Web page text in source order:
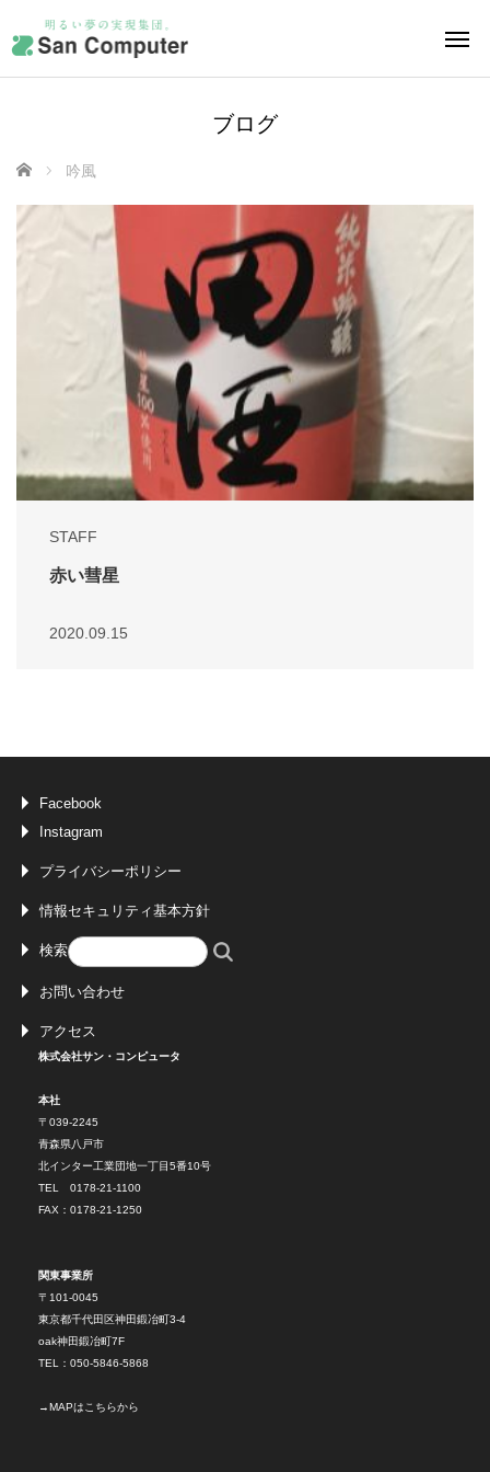
ブログ
ホーム 吟風
STAFF
赤い彗星
2020.09.15
Facebook
Instagram
プライバシーポリシー
情報セキュリティ基本方針
検索
お問い合わせ
アクセス
株式会社サン・コンピュータ
本社
〒039-2245
青森県八戸市
北インター工業団地一丁目5番10号
TEL 0178-21-1100
FAX：0178-21-1250
関東事業所
〒101-0045
東京都千代田区神田鍛冶町3-4
oak神田鍛冶町7F
TEL：050-5846-5868
→MAPはこちらから